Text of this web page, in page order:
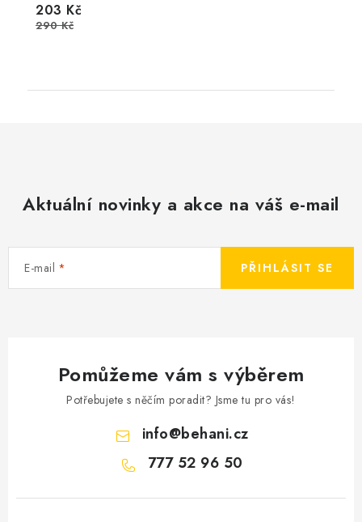
203 Kč
290 Kč
Aktuální novinky a akce na váš e-mail
E-mail PŘIHLÁSIT SE
Pomůžeme vám s výběrem
Potřebujete s něčím poradit? Jsme tu pro vás!
info@behani.cz
777 52 96 50